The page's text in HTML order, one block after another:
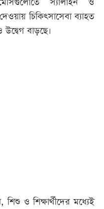
চিকিৎসাসেবা ব্যাহত
বাড়ছে।
শিশু ও শিক্ষার্থীদের মধ্যেই